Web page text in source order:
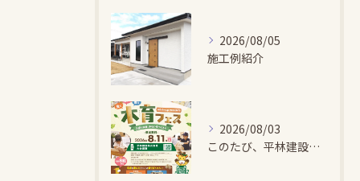
2026/08/05
施工例紹介
2026/08/03
このたび、平林建設では、お子さまが木とふれあい・木について学...